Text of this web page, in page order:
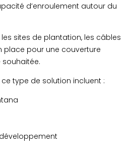
d’enroulement autour du
sites de plantation, les câbles
place pour une couverture
type de solution incluent :